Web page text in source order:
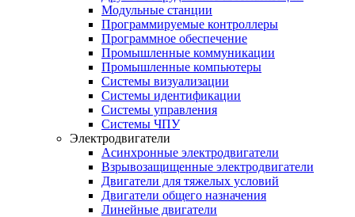
Модульные станции
Программируемые контроллеры
Программное обеспечение
Промышленные коммуникации
Промышленные компьютеры
Системы визуализации
Системы идентификации
Системы управления
Системы ЧПУ
Электродвигатели
Асинхронные электродвигатели
Взрывозащищенные электродвигатели
Двигатели для тяжелых условий
Двигатели общего назначения
Линейные двигатели